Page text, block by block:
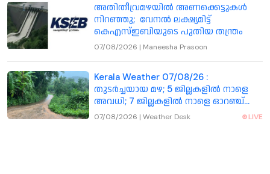
അതിതീവ്രമഴയിൽ അണക്കെട്ടുകൾ
നിറഞ്ഞു; വേനൽ ലക്ഷ്യമിട്ട്
കെഎസ്ഇബിയുടെ പുതിയ തന്ത്രം
07/08/2026 | Maneesha Prasoon
Kerala Weather 07/08/26 :
തുടർച്ചയായ മഴ; 5 ജില്ലകളിൽ നാളെ
അവധി; 7 ജില്ലകളിൽ നാളെ ഓറഞ്ച്
അലർട്ട്
07/08/2026 | Weather Desk LIVE